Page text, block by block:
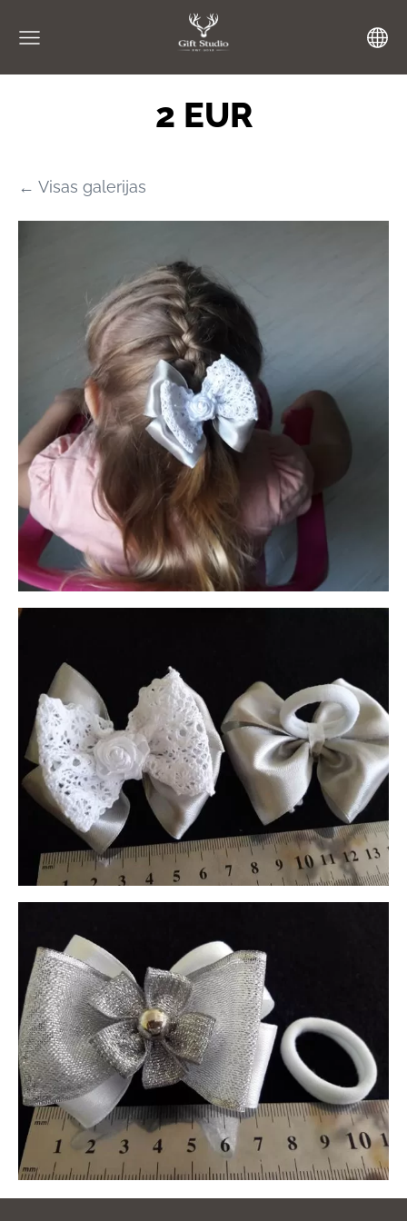
2 EUR
Visas galerijas